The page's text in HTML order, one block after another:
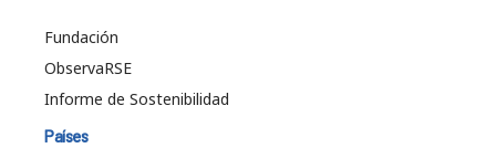
Fundación
ObservaRSE
Informe de Sostenibilidad
Países